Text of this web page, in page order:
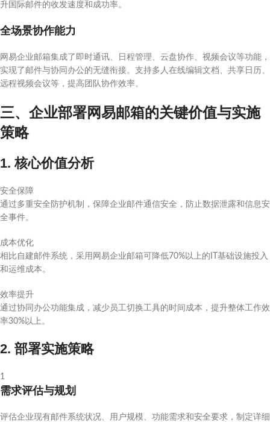
升国际邮件的收发速度和成功率。
全场景协作能力
网易企业邮箱集成了即时通讯、日程管理、云盘协作、视频会议等功能，
实现了邮件与协同办公的无缝衔接。支持多人在线编辑文档、共享日历、
远程视频会议等，提高团队协作效率。
三、企业部署网易邮箱的关键价值与实施
策略
1. 核心价值分析
安全保障
通过多重安全防护机制，保障企业邮件通信安全，防止数据泄露和信息安
全事件。
成本优化
相比自建邮件系统，采用网易企业邮箱可降低70%以上的IT基础设施投入
和运维成本。
效率提升
通过协同办公功能集成，减少员工切换工具的时间成本，提升整体工作效
率30%以上。
2. 部署实施策略
1
需求评估与规划
评估企业现有邮件系统状况、用户规模、功能需求和安全要求，制定详细